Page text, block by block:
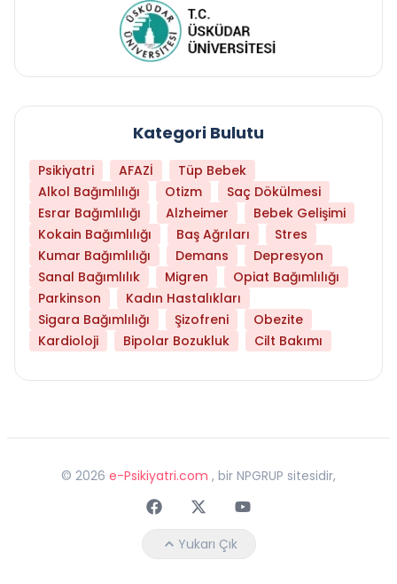
Kategori Bulutu
Psikiyatri AFAZİ
Tüp Bebek
Alkol Bağımlılığı
Otizm
Saç Dökülmesi
Esrar Bağımlılığı
Alzheimer
Bebek Gelişimi
Kokain Bağımlılığı
Baş Ağrıları
Stres
Kumar Bağımlılığı
Demans
Depresyon
Sanal Bağımlılık
Migren
Opiat Bağımlılığı
Parkinson
Kadın Hastalıkları
Sigara Bağımlılığı
Şizofreni
Obezite
Kardioloji
Bipolar Bozukluk Cilt Bakımı
© 2026 e-Psikiyatri.com , bir NPGRUP sitesidir,
FaceebokTwitterYoutube
Yukarı Çık